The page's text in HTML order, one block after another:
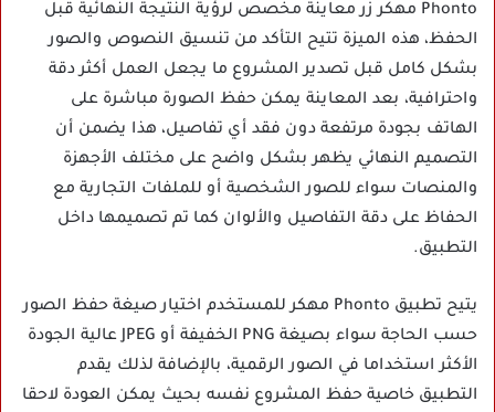
Phonto مهكر زر معاينة مخصص لرؤية النتيجة النهائية قبل
الحفظ، هذه الميزة تتيح التأكد من تنسيق النصوص والصور
بشكل كامل قبل تصدير المشروع ما يجعل العمل أكثر دقة
واحترافية، بعد المعاينة يمكن حفظ الصورة مباشرة على
الهاتف بجودة مرتفعة دون فقد أي تفاصيل، هذا يضمن أن
التصميم النهائي يظهر بشكل واضح على مختلف الأجهزة
والمنصات سواء للصور الشخصية أو للملفات التجارية مع
الحفاظ على دقة التفاصيل والألوان كما تم تصميمها داخل
التطبيق.
يتيح تطبيق Phonto مهكر للمستخدم اختيار صيغة حفظ الصور
حسب الحاجة سواء بصيغة PNG الخفيفة أو JPEG عالية الجودة
الأكثر استخداما في الصور الرقمية، بالإضافة لذلك يقدم
التطبيق خاصية حفظ المشروع نفسه بحيث يمكن العودة لاحقا